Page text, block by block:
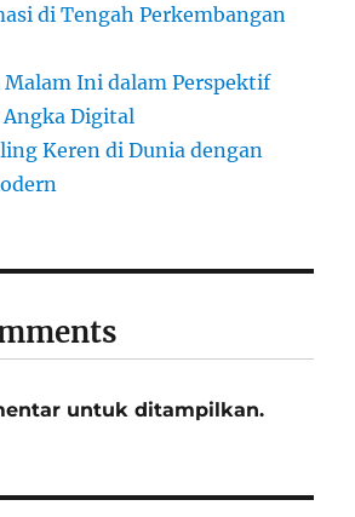
di Tengah Perkembangan
Malam Ini dalam Perspektif
Angka Digital
Keren di Dunia dengan
untuk ditampilkan.